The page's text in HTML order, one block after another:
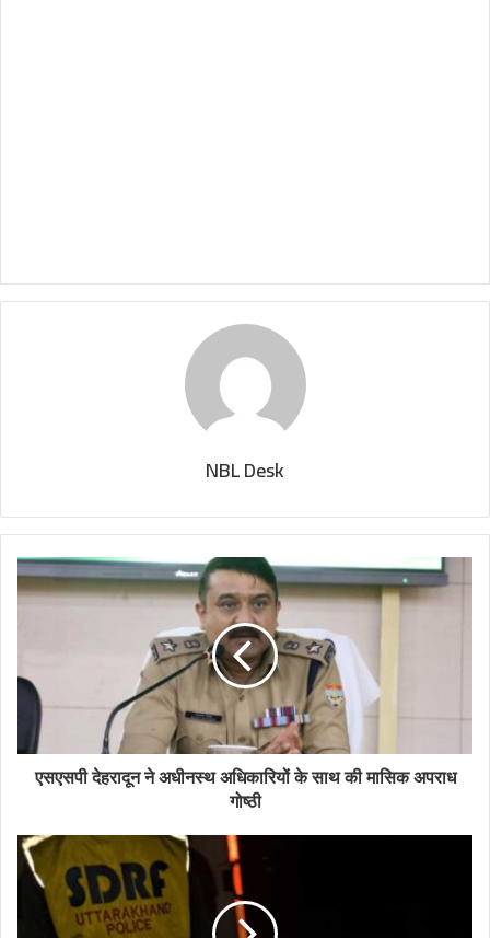
NBL Desk
एसएसपी देहरादून ने अधीनस्थ अधिकारियों के साथ की मासिक अपराध
गोष्ठी